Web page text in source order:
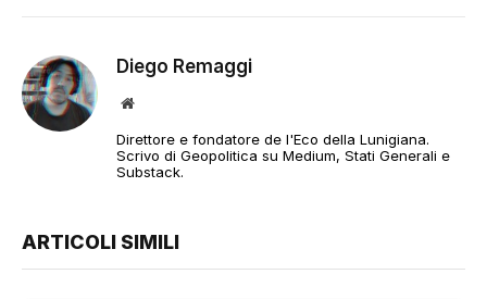
Diego Remaggi
Sito
Direttore e fondatore de l'Eco della Lunigiana.
Scrivo di Geopolitica su Medium, Stati Generali e
Substack.
ARTICOLI SIMILI